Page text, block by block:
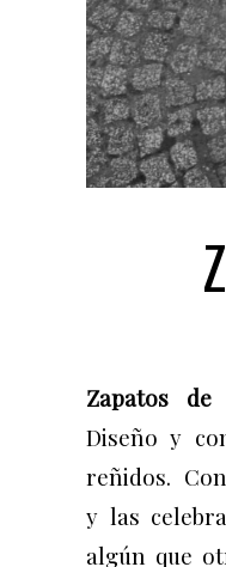
Zapatos
Diseño y
reñidos.
y las
algún que